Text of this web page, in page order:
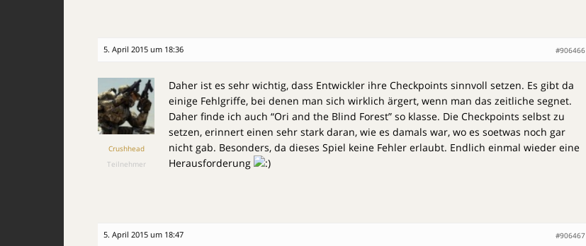
5. April 2015 um 18:36 #906466
Crushhead
Teilnehmer
Daher ist es sehr wichtig, dass Entwickler ihre Checkpoints sinnvoll setzen. Es gibt da
einige Fehlgriffe, bei denen man sich wirklich ärgert, wenn man das zeitliche segnet.
Daher finde ich auch “Ori and the Blind Forest” so klasse. Die Checkpoints selbst zu
setzen, erinnert einen sehr stark daran, wie es damals war, wo es soetwas noch gar
nicht gab. Besonders, da dieses Spiel keine Fehler erlaubt. Endlich einmal wieder eine
Herausforderung
5. April 2015 um 18:47 #906467